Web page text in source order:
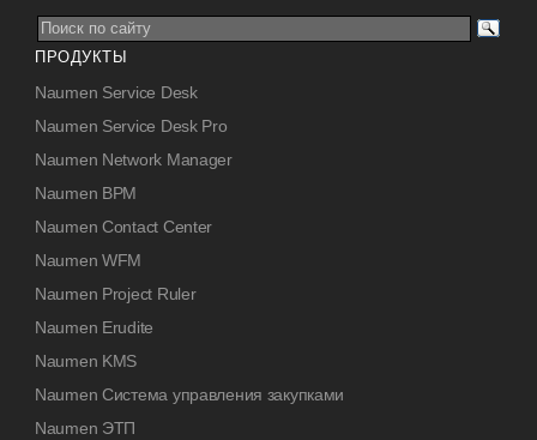
ПРОДУКТЫ
Naumen Service Desk
Naumen Service Desk Pro
Naumen Network Manager
Naumen BPM
Naumen Contact Center
Naumen WFM
Naumen Project Ruler
Naumen Erudite
Naumen KMS
Naumen Система управления закупками
Naumen ЭТП